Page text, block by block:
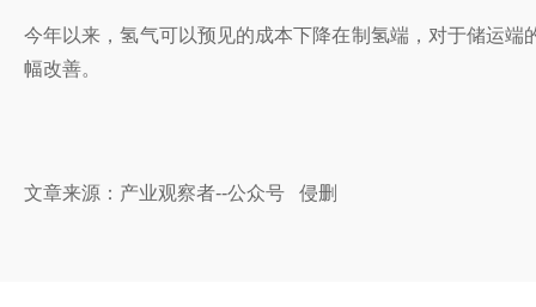
今年以来，氢气可以预见的成本下降在制氢端，对于储运
幅改善。
文章来源：产业观察者--公众号 侵删